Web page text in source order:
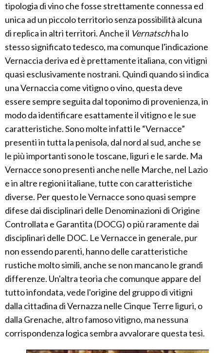
tipologia di vino che fosse strettamente connessa ed
unica ad un piccolo territorio senza possibilità alcuna
di replica in altri territori. Anche il Vernatschha lo
stesso significato tedesco, ma comunque l'indicazione
Vernaccia deriva ed è prettamente italiana, con vitigni
quasi esclusivamente nostrani. Quindi quando si indica
una Vernaccia come vitigno o vino, questa deve
essere sempre seguita dal toponimo di provenienza, in
modo da identificare esattamente il vitigno e le sue
caratteristiche. Sono molte infatti le “Vernacce”
presenti in tutta la penisola, dal nord al sud, anche se
le più importanti sono le toscane, liguri e le sarde. Ma
Vernacce sono presenti anche nelle Marche, nel Lazio
e in altre regioni italiane, tutte con caratteristiche
diverse. Per questo le Vernacce sono quasi sempre
difese dai disciplinari delle Denominazioni di Origine
Controllata e Garantita (DOCG) o più raramente dai
disciplinari delle DOC. Le Vernacce in generale, pur
non essendo parenti, hanno delle caratteristiche
rustiche molto simili, anche se non mancano le grandi
differenze. Un'altra teoria che comunque appare del
tutto infondata, vede l'origine del gruppo di vitigni
dalla cittadina di Vernazza nelle Cinque Terre liguri, o
dalla Grenache, altro famoso vitigno, ma nessuna
corrispondenza logica sembra avvalorare questa tesi.